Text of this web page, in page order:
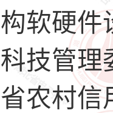
软硬
技管理
农村